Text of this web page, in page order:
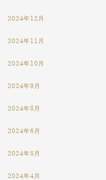
2024年12月
2024年11月
2024年10月
2024年9月
2024年8月
2024年6月
2024年5月
2024年4月